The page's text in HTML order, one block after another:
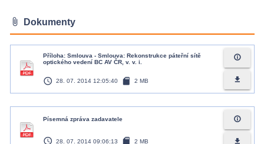
attach_file Dokumenty
Příloha: Smlouva - Smlouva: Rekonstrukce páteřní sítě
optického vedení BC AV ČR, v. v. i.
access_time 28. 07. 2014 12:05:40 sd_card 2 MB
info_outline
file_download
Písemná zpráva zadavatele
access_time 28. 07. 2014 09:06:13 sd_card 2 MB
info_outline
file_download